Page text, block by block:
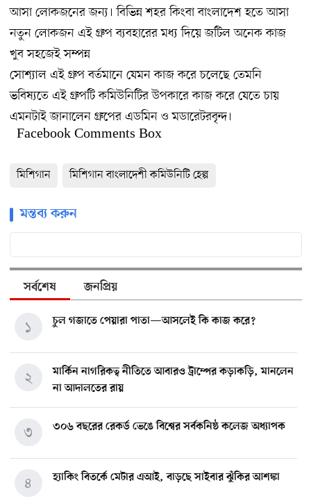
আসা লোকজনের জন্য। বিভিন্ন শহর কিংবা বাংলাদেশ হতে আসা
নতুন লোকজন এই গ্রুপ ব্যবহারের মধ্য দিয়ে জটিল অনেক কাজ
খুব সহজেই সম্পন্ন
সোশ্যাল এই গ্রুপ বর্তমানে যেমন কাজ করে চলেছে তেমনি
ভবিষ্যতে এই গ্রুপটি কমিউনিটির উপকারে কাজ করে যেতে চায়
এমনটাই জানালেন গ্রুপের এডমিন ও মডারেটরবৃন্দ।
Facebook Comments Box
মিশিগান মিশিগান বাংলাদেশী কমিউনিটি হেল্প
মন্তব্য করুন
সর্বশেষ জনপ্রিয়
চুল গজাতে পেয়ারা পাতা—আসলেই কি কাজ করে?
১
মার্কিন নাগরিকত্ব নীতিতে আবারও ট্রাম্পের কড়াকড়ি, মানলেন
না আদালতের রায়
২
৩০৬ বছরের রেকর্ড ভেঙে বিশ্বের সর্বকনিষ্ঠ কলেজ অধ্যাপক
৩
হ্যাকিং বিতর্কে মেটার এআই, বাড়ছে সাইবার ঝুঁকির আশঙ্কা
৪